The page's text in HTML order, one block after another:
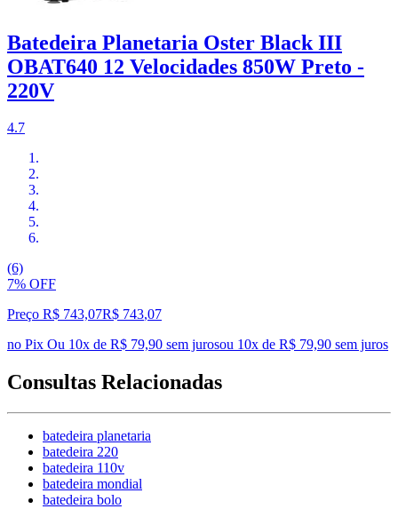
Batedeira Planetaria Oster Black III
OBAT640 12 Velocidades 850W Preto -
220V
4.7
(6)
7% OFF
Preço R$ 743,07R$ 743,07
no Pix Ou 10x de R$ 79,90 sem jurosou 10x de R$ 79,90 sem juros
Consultas Relacionadas
batedeira planetaria
batedeira 220
batedeira 110v
batedeira mondial
batedeira bolo